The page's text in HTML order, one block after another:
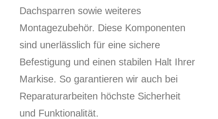
Dachsparren sowie weiteres
Montagezubehör. Diese Komponenten
sind unerlässlich für eine sichere
Befestigung und einen stabilen Halt Ihrer
Markise. So garantieren wir auch bei
Reparaturarbeiten höchste Sicherheit
und Funktionalität.